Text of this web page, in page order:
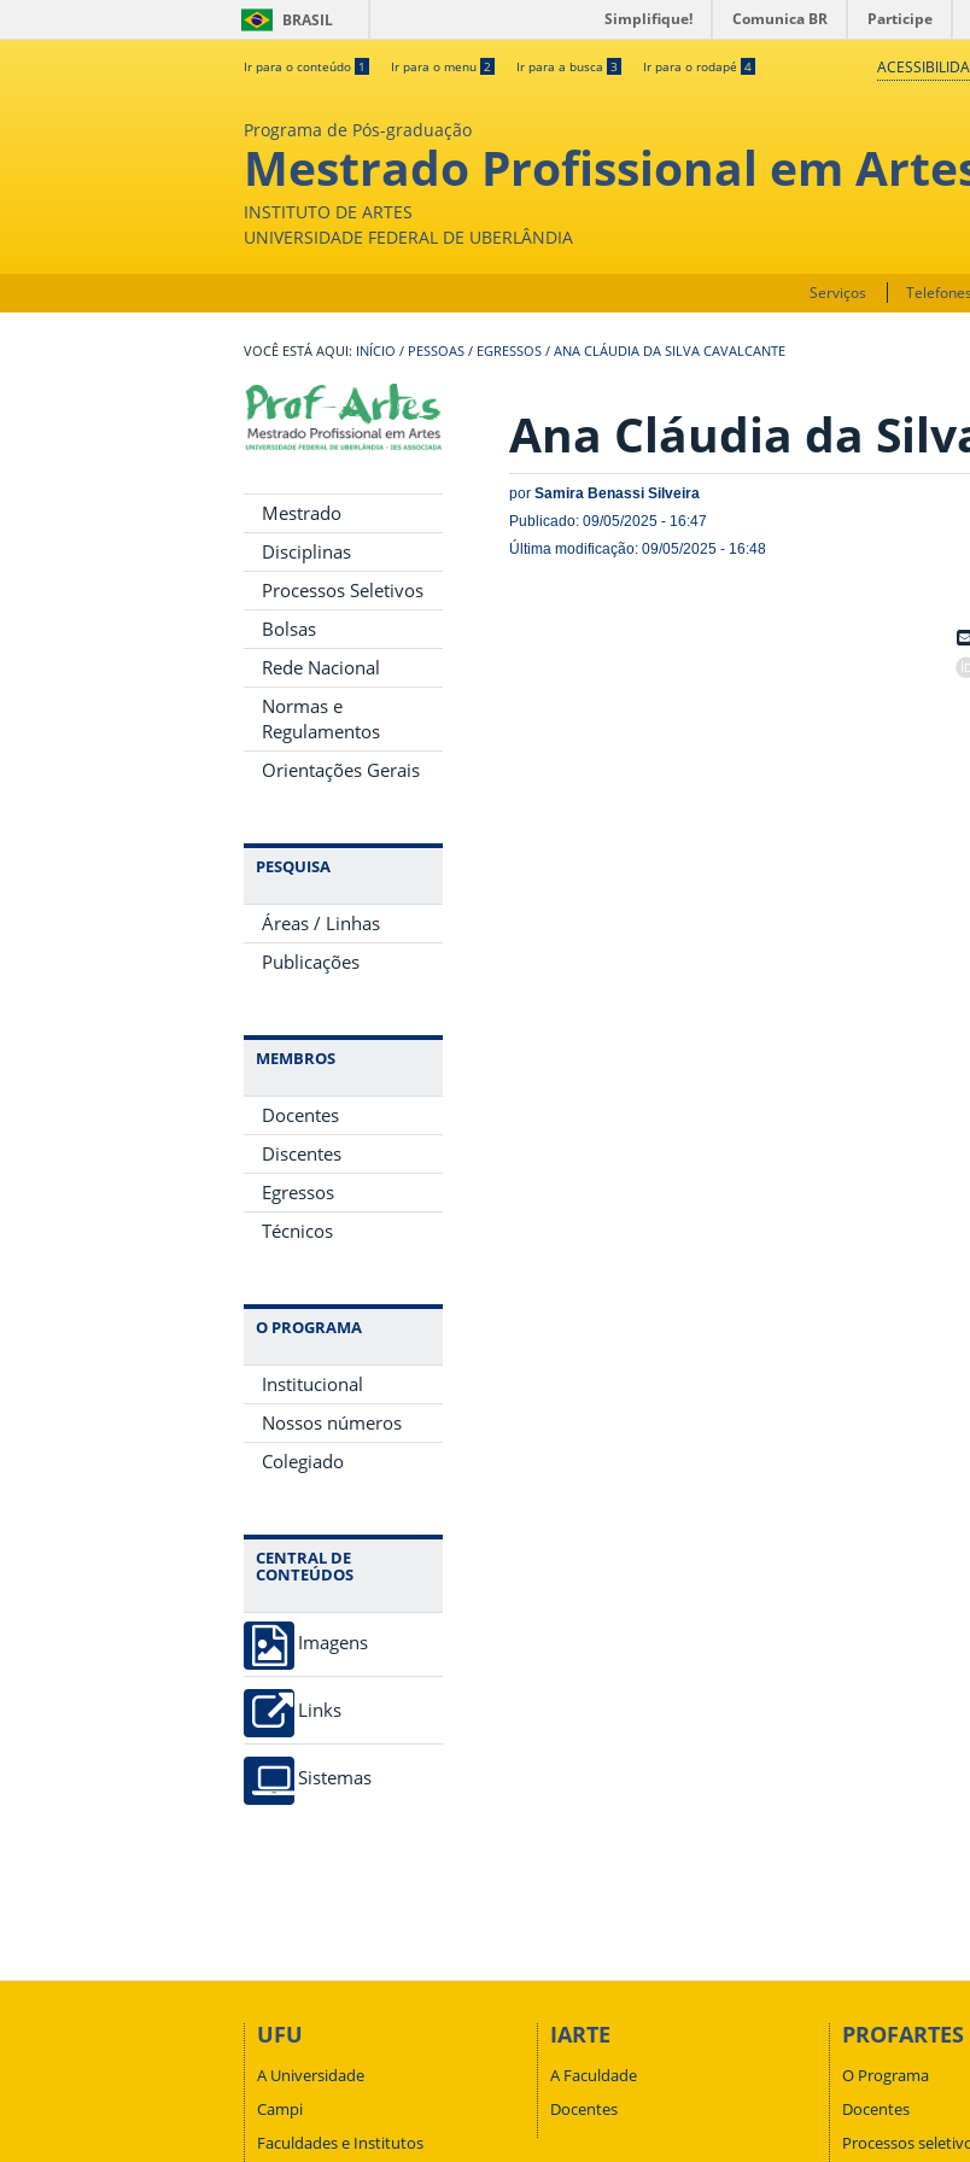
BRASIL Simplifique! Comunica BR Participe
Ir para o conteúdo 1 Ir para o menu 2 Ir para a busca 3 Ir para o rodapé 4
Programa de Pós-graduação
Mestrado Profissional em
INSTITUTO DE ARTES
UNIVERSIDADE FEDERAL DE UBERLÂNDIA
Serviços Telefones
INÍCIO / PESSOAS / EGRESSOS / ANA CLÁUDIA DA SILVA CAVALCANTE
Mestrado
Disciplinas
Processos Seletivos
Bolsas
Rede Nacional
Normas e
Regulamentos
Orientações Gerais
PESQUISA
Áreas / Linhas
Publicações
MEMBROS
Docentes
Discentes
Egressos
Técnicos
O PROGRAMA
Institucional
Nossos números
Colegiado
CENTRAL DE
CONTEÚDOS
Imagens
Links
Sistemas
Ana Cláudia da
por Samira Benassi Silveira
Publicado: 09/05/2025 - 16:47
Última modificação: 09/05/2025 - 16:48
UFU
A Universidade
Campi
Faculdades e Institutos
IARTE
A Faculdade
Docentes
PROFARTES
O Programa
Docentes
Processos